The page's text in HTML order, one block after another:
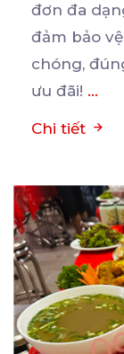
đơn đa
đảm bảo
chóng,
ưu đãi! ...
Chi tiết